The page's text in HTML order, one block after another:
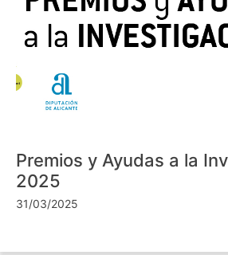
Premios y Ayudas a la
2025
31/03/2025